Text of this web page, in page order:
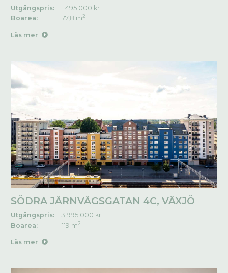
Utgångspris:
1 495 000 kr
Boarea:
77,8 m2
Läs mer
SÖDRA JÄRNVÄGSGATAN 4C, VÄXJÖ
Utgångspris:
3 995 000 kr
Boarea:
119 m2
Läs mer